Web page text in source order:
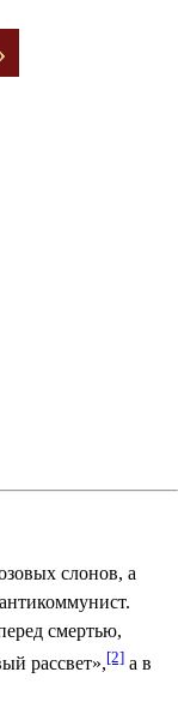
слонов, а
смертью,
рассвет»,[2] а в